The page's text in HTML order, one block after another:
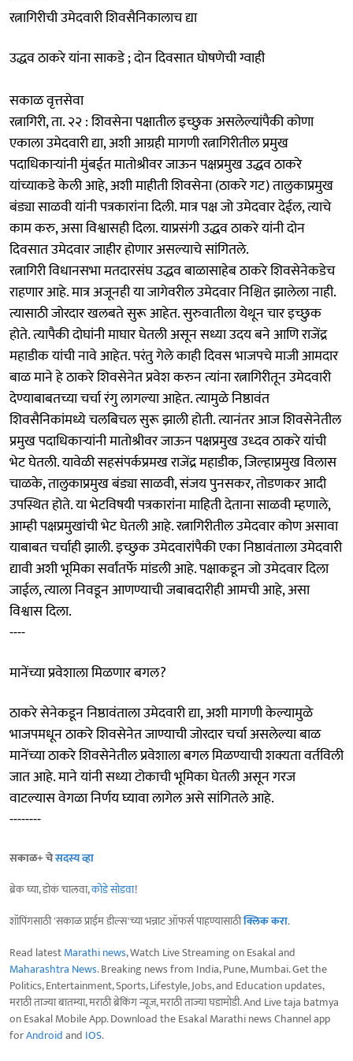
रत्नागिरीची उमेदवारी शिवसैनिकालाच द्या
उद्धव ठाकरे यांना साकडे ; दोन दिवसात घोषणेची ग्वाही
सकाळ वृत्तसेवा
रत्नागिरी, ता. २२ : शिवसेना पक्षातील इच्छुक असलेल्यांपैकी कोणा
एकाला उमेदवारी द्या, अशी आग्रही मागणी रत्नागिरीतील प्रमुख
पदाधिकाऱ्यांनी मुंबईत मातोश्रीवर जाऊन पक्षप्रमुख उद्धव ठाकरे
यांच्याकडे केली आहे, अशी माहीती शिवसेना (ठाकरे गट) तालुकाप्रमुख
बंड्या साळवी यांनी पत्रकारांना दिली. मात्र पक्ष जो उमेदवार देईल, त्याचे
काम करु, असा विश्वासही दिला. याप्रसंगी उद्धव ठाकरे यांनी दोन
दिवसात उमेदवार जाहीर होणार असल्याचे सांगितले.
रत्नागिरी विधानसभा मतदारसंघ उद्धव बाळासाहेब ठाकरे शिवसेनेकडेच
राहणार आहे. मात्र अजूनही या जागेवरील उमेदवार निश्चित झालेला नाही.
त्यासाठी जोरदार खलबते सुरू आहेत. सुरुवातीला येथून चार इच्छुक
होते. त्यापैकी दोघांनी माघार घेतली असून सध्या उदय बने आणि राजेंद्र
महाडीक यांची नावे आहेत. परंतु गेले काही दिवस भाजपचे माजी आमदार
बाळ माने हे ठाकरे शिवसेनेत प्रवेश करुन त्यांना रत्नागिरीतून उमेदवारी
देण्याबाबतच्या चर्चा रंगु लागल्या आहेत. त्यामुळे निष्ठावंत
शिवसैनिकांमध्ये चलबिचल सुरू झाली होती. त्यानंतर आज शिवसेनेतील
प्रमुख पदाधिकाऱ्यांनी मातोश्रीवर जाऊन पक्षप्रमुख उध्दव ठाकरे यांची
भेट घेतली. यावेळी सहसंपर्कप्रमख राजेंद्र महाडीक, जिल्हाप्रमुख विलास
चाळके, तालुकाप्रमुख बंड्या साळवी, संजय पुनसकर, तोडणकर आदी
उपस्थित होते. या भेटविषयी पत्रकारांना माहिती देताना साळवी म्हणाले,
आम्ही पक्षप्रमुखांची भेट घेतली आहे. रत्नागिरीतील उमेदवार कोण असावा
याबाबत चर्चाही झाली. इच्छुक उमेदवारांपैकी एका निष्ठावंताला उमेदवारी
द्यावी अशी भूमिका सर्वांतर्फे मांडली आहे. पक्षाकडून जो उमेदवार दिला
जाईल, त्याला निवडून आणण्याची जबाबदारीही आमची आहे, असा
विश्वास दिला.
----
मानेंच्या प्रवेशाला मिळणार बगल?
ठाकरे सेनेकडून निष्ठावंताला उमेदवारी द्या, अशी मागणी केल्यामुळे
भाजपमधून ठाकरे शिवसेनेत जाण्याची जोरदार चर्चा असलेल्या बाळ
मानेंच्या ठाकरे शिवसेनेतील प्रवेशाला बगल मिळण्याची शक्यता वर्तविली
जात आहे. माने यांनी सध्या टोकाची भूमिका घेतली असून गरज
वाटल्यास वेगळा निर्णय घ्यावा लागेल असे सांगितले आहे.
--------
सकाळ+ चेसदस्य व्हा
ब्रेक घ्या, डोकं चालवा,कोडे सोडवा!
शॉपिंगसाठी 'सकाळ प्राईम डील्स'च्या भन्नाट ऑफर्स पाहण्यासाठीक्लिक करा.
Read latestMarathi news, Watch Live Streaming on Esakal and
Maharashtra News. Breaking news from India, Pune, Mumbai. Get the
Politics, Entertainment, Sports, Lifestyle, Jobs, and Education updates,
मराठी ताज्या बातम्या, मराठी ब्रेकिंग न्यूज, मराठी ताज्या घडामोडी. And Live taja batmya
on Esakal Mobile App. Download the Esakal Marathi news Channel app
forAndroidand IOS.